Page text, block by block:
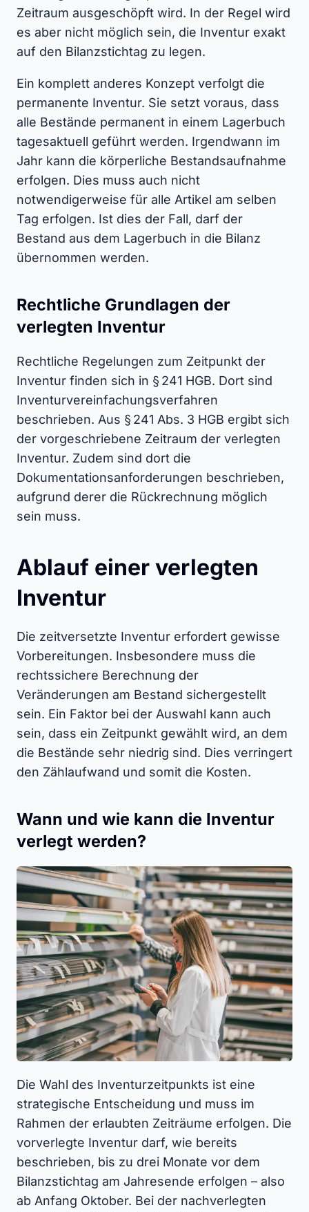
Zeitraum ausgeschöpft wird. In der Regel wird
es aber nicht möglich sein, die Inventur exakt
auf den Bilanzstichtag zu legen.
Ein komplett anderes Konzept verfolgt die
permanente Inventur. Sie setzt voraus, dass
alle Bestände permanent in einem Lagerbuch
tagesaktuell geführt werden. Irgendwann im
Jahr kann die körperliche Bestandsaufnahme
erfolgen. Dies muss auch nicht
notwendigerweise für alle Artikel am selben
Tag erfolgen. Ist dies der Fall, darf der
Bestand aus dem Lagerbuch in die Bilanz
übernommen werden.
Rechtliche Grundlagen der
verlegten Inventur
Rechtliche Regelungen zum Zeitpunkt der
Inventur finden sich in § 241 HGB. Dort sind
Inventurvereinfachungsverfahren
beschrieben. Aus § 241 Abs. 3 HGB ergibt sich
der vorgeschriebene Zeitraum der verlegten
Inventur. Zudem sind dort die
Dokumentationsanforderungen beschrieben,
aufgrund derer die Rückrechnung möglich
sein muss.
Ablauf einer verlegten
Inventur
Die zeitversetzte Inventur erfordert gewisse
Vorbereitungen. Insbesondere muss die
rechtssichere Berechnung der
Veränderungen am Bestand sichergestellt
sein. Ein Faktor bei der Auswahl kann auch
sein, dass ein Zeitpunkt gewählt wird, an dem
die Bestände sehr niedrig sind. Dies verringert
den Zählaufwand und somit die Kosten.
Wann und wie kann die Inventur
verlegt werden?
Die Wahl des Inventurzeitpunkts ist eine
strategische Entscheidung und muss im
Rahmen der erlaubten Zeiträume erfolgen. Die
vorverlegte Inventur darf, wie bereits
beschrieben, bis zu drei Monate vor dem
Bilanzstichtag am Jahresende erfolgen – also
ab Anfang Oktober. Bei der nachverlegten